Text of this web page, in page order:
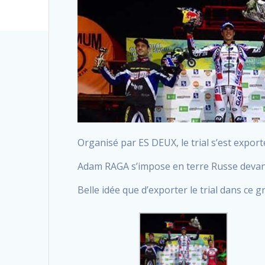
Organisé par ES DEUX, le trial s’est
Adam RAGA s’impose en terre Russe
Belle idée que d’exporter le trial dans